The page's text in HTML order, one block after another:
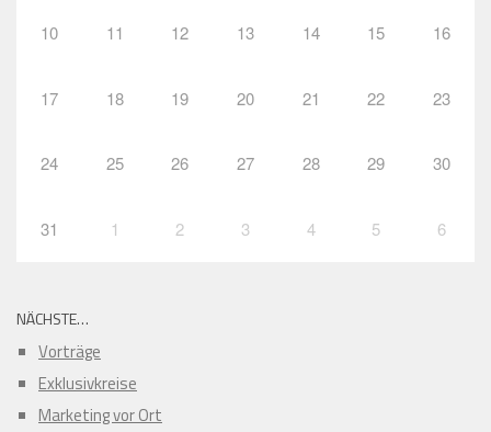
10 11 12 13 14 15 16
17 18 19 20 21 22 23
24 25 26 27 28 29 30
31 1 2 3 4 5 6
NÄCHSTE…
Vorträge
Exklusivkreise
Marketing vor Ort